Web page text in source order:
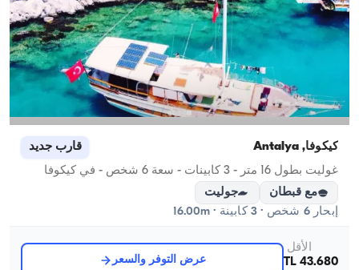
كيكوفا, Antalya قارب جديد
غوليت بطول 16 متر - 3 كابينات - سعة 6 شخص - في كيكوفا
مع قبطان
جوليت
إبحار 6 شخص · 3 كابينة · 16.00m
الأقل
43.680 TL
عرض التوفر والسعر